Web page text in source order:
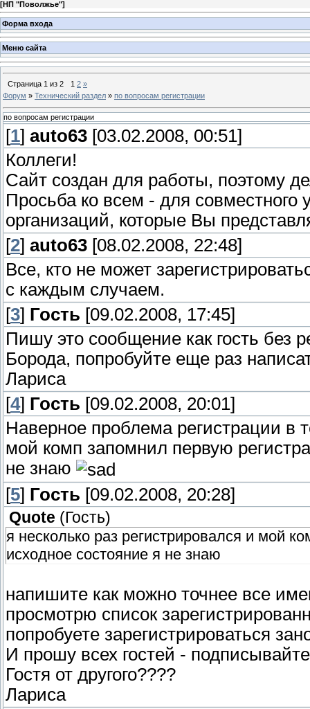
[НП "Поволжье"]
Форма входа
Меню сайта
Страница 1 из 2 1 2 »
Форум » Технический раздел » по вопросам регистрации
по вопросам регистрации
[1] auto63 [03.02.2008, 00:51]
Коллеги!
Сайт создан для работы, поэтому
Просьба ко всем - для совместного
организаций, которые Вы
[2] auto63 [08.02.2008, 22:48]
Все, кто не может
с каждым случаем.
[3] Гость [09.02.2008, 17:45]
Пишу это сообщение как гость без
Борода, попробуйте еще раз
Лариса
[4] Гость [09.02.2008, 20:01]
Наверное проблема регистрации в
мой комп запомнил первую
не знаю
[5] Гость [09.02.2008, 20:28]
Quote ( Гость)
я несколько раз регистрировался и мой
исходное состояние я не знаю
напишите как можно точнее все
просмотрю список
попробуете зарегистрироваться
И прошу всех гостей -
Гостя от другого????
Лариса